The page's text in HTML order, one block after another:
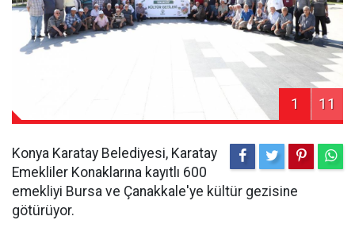
1 11
Konya Karatay Belediyesi, Karatay
Emekliler Konaklarına kayıtlı 600
emekliyi Bursa ve Çanakkale'ye kültür gezisine
götürüyor.